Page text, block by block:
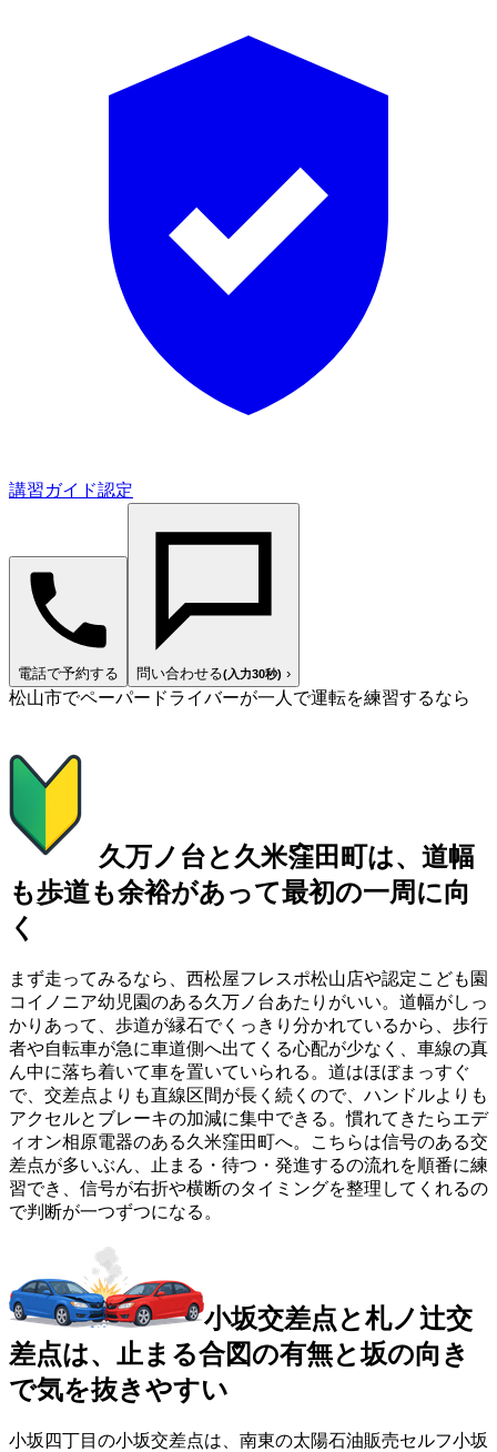
講習ガイド認定
電話で予約する 問い合わせる(入力30秒) ›
松山市でペーパードライバーが一人で運転を練習するなら
久万ノ台と久米窪田町は、道幅
も歩道も余裕があって最初の一周に向
く
まず走ってみるなら、西松屋フレスポ松山店や認定こども園
コイノニア幼児園のある久万ノ台あたりがいい。道幅がしっ
かりあって、歩道が縁石でくっきり分かれているから、歩行
者や自転車が急に車道側へ出てくる心配が少なく、車線の真
ん中に落ち着いて車を置いていられる。道はほぼまっすぐ
で、交差点よりも直線区間が長く続くので、ハンドルよりも
アクセルとブレーキの加減に集中できる。慣れてきたらエデ
ィオン相原電器のある久米窪田町へ。こちらは信号のある交
差点が多いぶん、止まる・待つ・発進するの流れを順番に練
習でき、信号が右折や横断のタイミングを整理してくれるの
で判断が一つずつになる。
小坂交差点と札ノ辻交
差点は、止まる合図の有無と坂の向き
で気を抜きやすい
小坂四丁目の小坂交差点は、南東の太陽石油販売セルフ小坂